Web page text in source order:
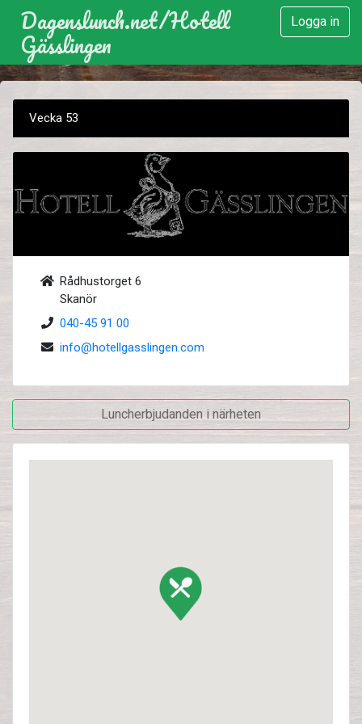
Dagenslunch.net/Hotell
Gässlingen
Logga in
Vecka 53
Rådhustorget 6
Skanör
040-45 91 00
info@hotellgasslingen.com
Luncherbjudanden i närheten